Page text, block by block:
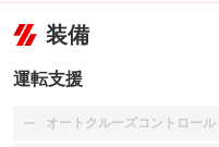
装備
運転支援
オートクルーズコントロール
：装備なし